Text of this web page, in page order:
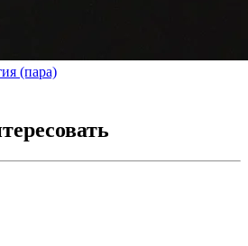
(пара)